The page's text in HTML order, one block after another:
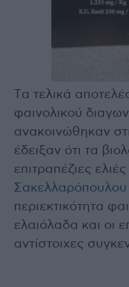
Tα τελικά
φαινολικού
ανακοινώθηκαν
έδειξαν ότι τα
επιτραπέζιες
Σακελλαρόπουλου
περιεκτικότητα
ελαιόλαδα και οι
αντίστοιχες